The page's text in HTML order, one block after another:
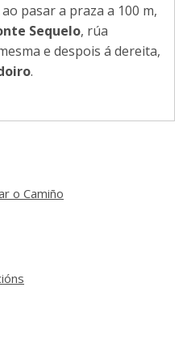
ao pasar a praza a 100 m,
Sequelo, rúa
e despois á dereita,
.
o Camiño